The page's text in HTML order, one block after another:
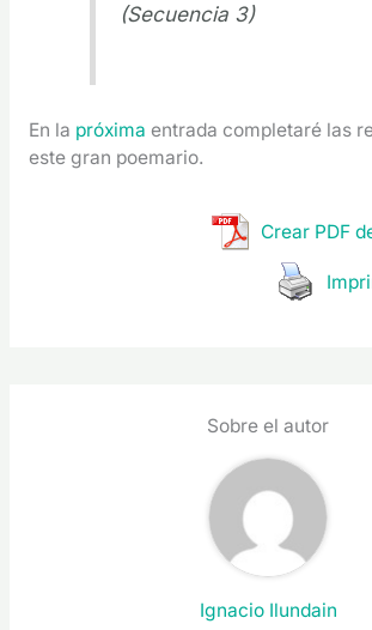
(Secuencia 3)
En la próxima entrada completaré las
este gran poemario.
Crear PDF
Sobre el autor
Ignacio Ilundain